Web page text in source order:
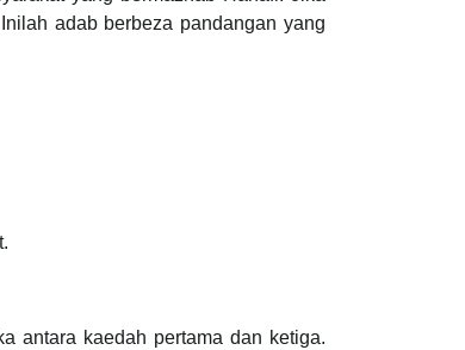
adab berbeza pandangan yang
antara kaedah pertama dan ketiga.